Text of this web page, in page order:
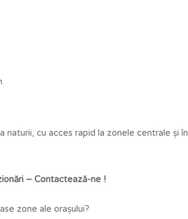
naturii, cu acces rapid la zonele centrale și în
– Contactează-ne !
zone ale orașului?